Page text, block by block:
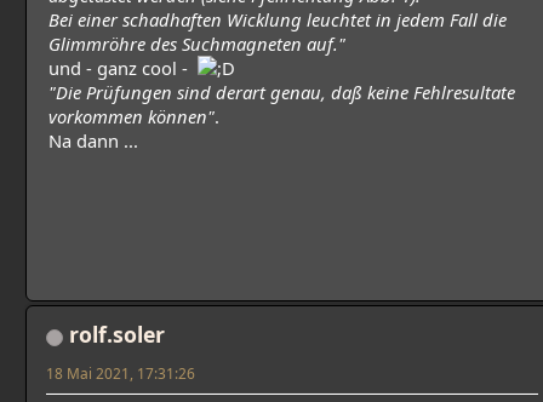
Bei einer schadhaften Wicklung leuchtet in jedem Fall die
Glimmröhre des Suchmagneten auf."
und - ganz cool -
"Die Prüfungen sind derart genau, daß keine Fehlresultate
vorkommen können".
Na dann ...
rolf.soler
18 Mai 2021, 17:31:26